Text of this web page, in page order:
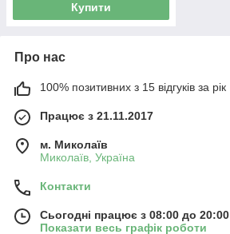
Купити
Про нас
100% позитивних з 15 відгуків за рік
Працює з 21.11.2017
м. Миколаїв
Миколаїв, Україна
Контакти
Сьогодні працює з 08:00 до 20:00
Показати весь графік роботи